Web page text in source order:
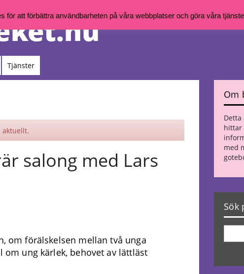
Tjänster
aktuellt.
salong med Lars
om förälskelsen mellan två unga
ung kärlek, behovet av lättläst
Om
Detta
hittar
med
Sök
att förbättra användbarheten på våra webbplatser och göra våra